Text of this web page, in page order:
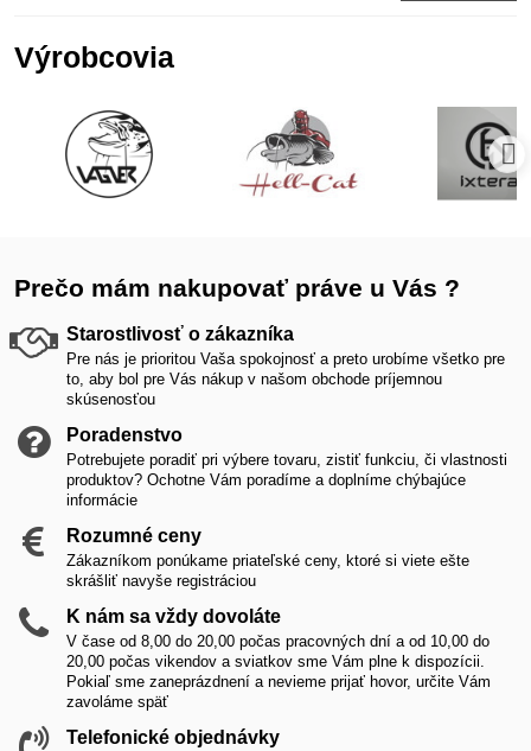
Výrobcovia
Prečo mám nakupovať práve u Vás ?
Starostlivosť o zákazníka
Pre nás je prioritou Vaša spokojnosť a preto urobíme všetko pre
to, aby bol pre Vás nákup v našom obchode príjemnou
skúsenosťou
Poradenstvo
Potrebujete poradiť pri výbere tovaru, zistiť funkciu, či vlastnosti
produktov? Ochotne Vám poradíme a doplníme chýbajúce
informácie
Rozumné ceny
Zákazníkom ponúkame priateľské ceny, ktoré si viete ešte
skrášliť navyše registráciou
K nám sa vždy dovoláte
V čase od 8,00 do 20,00 počas pracovných dní a od 10,00 do
20,00 počas vikendov a sviatkov sme Vám plne k dispozícii.
Pokiaľ sme zaneprázdnení a nevieme prijať hovor, určite Vám
zavoláme späť
Telefonické objednávky